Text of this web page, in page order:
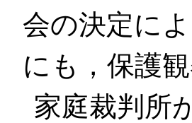
会の決定に
にも，保護
家庭裁判所